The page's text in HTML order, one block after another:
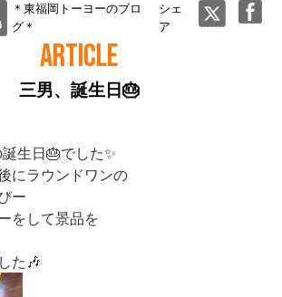
＊東福岡トーヨーのブロ
グ＊
シェ
ア
ARTICLE
三男、誕生日🎂